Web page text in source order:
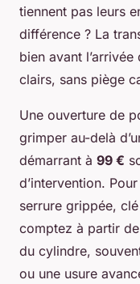
tiennent pas leurs
différence ? La
bien avant
clairs, sans piège
Une ouverture de
grimper au-delà
démarrant à 99 €
d’intervention.
serrure grippée,
comptez à partir de
du cylindre,
ou une usure